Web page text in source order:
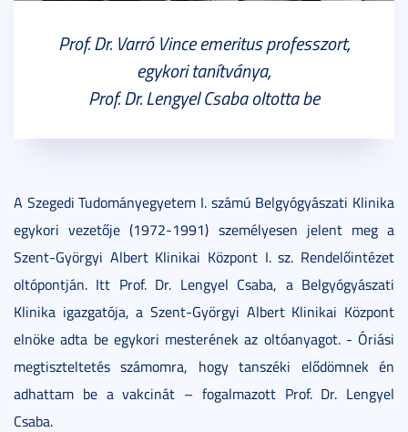
Prof. Dr. Varró Vince emeritus professzort,
egykori tanítványa,
Prof. Dr. Lengyel Csaba oltotta be
A Szegedi Tudományegyetem I. számú Belgyógyászati Klinika
egykori vezetője (1972-1991) személyesen jelent meg a
Szent-Györgyi Albert Klinikai Központ I. sz. Rendelőintézet
oltópontján. Itt Prof. Dr. Lengyel Csaba, a Belgyógyászati
Klinika igazgatója, a Szent-Györgyi Albert Klinikai Központ
elnöke adta be egykori mesterének az oltóanyagot. - Óriási
megtiszteltetés számomra, hogy tanszéki elődömnek én
adhattam be a vakcinát – fogalmazott Prof. Dr. Lengyel
Csaba.